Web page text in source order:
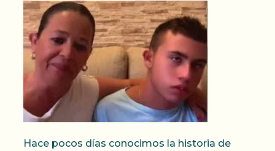
Hace pocos días conocimos la historia de